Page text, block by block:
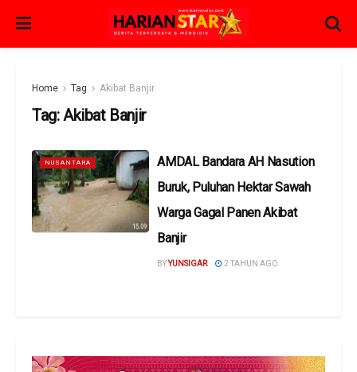
Home Tag Akibat Banjir
Tag:Akibat Banjir
NUSANTARA
AMDAL Bandara AH Nasution
Buruk, Puluhan Hektar Sawah
Warga Gagal Panen Akibat
Banjir
BYYUNSIGAR 2 TAHUN AGO